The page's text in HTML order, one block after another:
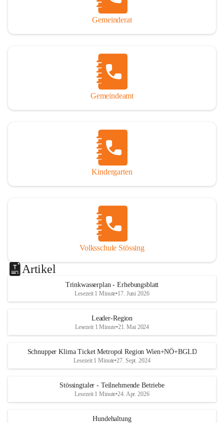
Gemeinderat
Gemeindeamt
Kindergarten
Volksschule Stössing
Artikel
Trinkwasserplan - Erhebungsblatt
Lesezeit 1 Minute•17. Juni 2026
Leader-Region
Lesezeit 1 Minute•21. Mai 2024
Schnupper Klima Ticket Metropol Region Wien+NÖ+BGLD
Lesezeit 1 Minute•27. Sept. 2024
Stössingtaler - Teilnehmende Betriebe
Lesezeit 1 Minute•24. Apr. 2026
Hundehaltung